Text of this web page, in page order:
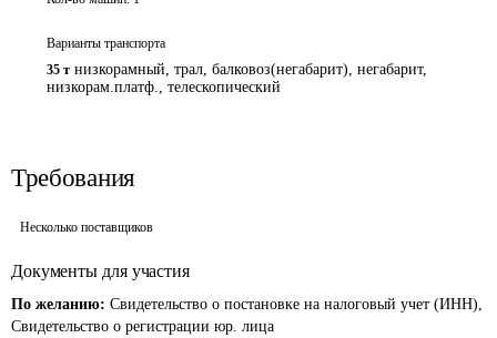
Варианты транспорта
35 т низкорамный, трал, балковоз(негабарит), негабарит,
низкорам.платф., телескопический
Требования
Несколько поставщиков
Документы для участия
По желанию: Свидетельство о постановке на налоговый учет (ИНН),
Свидетельство о регистрации юр. лица